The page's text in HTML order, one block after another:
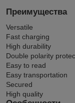
Преимущества
Versatile
Fast charging
High durability
Double polarity
Easy to read
Easy transportation
Secured
High quality